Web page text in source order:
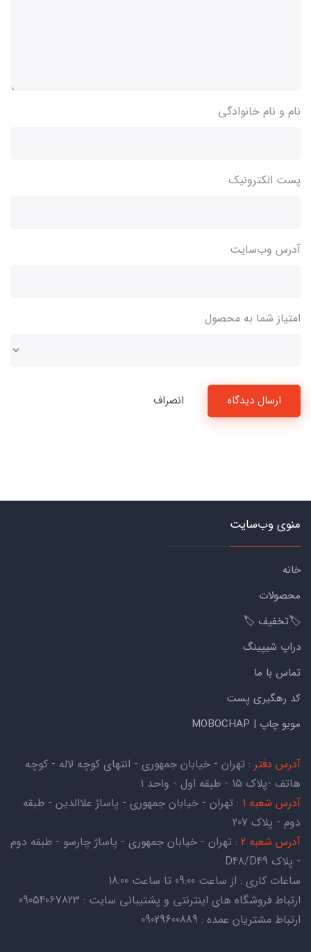
نام و نام خانوادگی
پست الکترونیک
آدرس وب‌سایت
امتیاز شما به محصول
ارسال دیدگاه انصراف
منوی وب‌سایت
خانه
محصولات
🏷️تخفیف 🏷️
دراپ شیپینگ
تماس با ما
کد رهگیری پست
موبو چاپ | MOBOCHAP
آدرس دفتر : تهران - خیابان جمهوری - انتهای کوچه لاله - کوچه
هاتف -پلاک ۱۵ - طبقه اول - واحد ۱
آدرس شعبه 1
: تهران - خیابان جمهوری - پاساژ علاالدین - طبقه
دوم - پلاک 207
آدرس شعبه 2
: تهران - خیابان جمهوری - پاساژ چارسو - طبقه دوم
- پلاک D48/D49
ساعات کاری : از ساعت 09:00 تا ساعت 18:00
ارتباط فروشگاه های اینترنتی و پشتیبانی سایت : 09054067823
ارتباط مشتریان عمده : 09029600889